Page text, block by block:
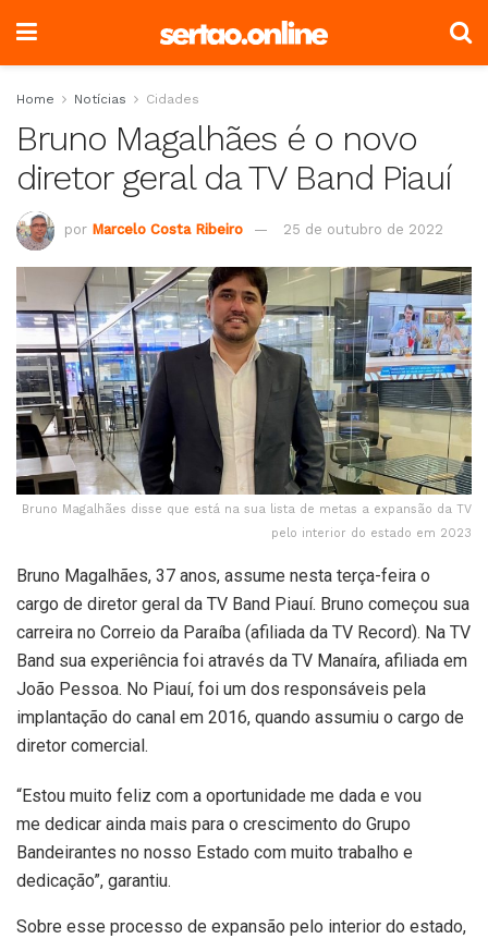
Home Notícias Cidades
Bruno Magalhães é o novo
diretor geral da TV Band Piauí
por Marcelo Costa Ribeiro 25 de outubro de 2022
Bruno Magalhães disse que está na sua lista de metas a expansão da TV
pelo interior do estado em 2023
Bruno Magalhães, 37 anos, assume nesta terça-feira o
cargo de diretor geral da TV Band Piauí. Bruno começou sua
carreira no Correio da Paraíba (afiliada da TV Record). Na TV
Band sua experiência foi através da TV Manaíra, afiliada em
João Pessoa. No Piauí, foi um dos responsáveis pela
implantação do canal em 2016, quando assumiu o cargo de
diretor comercial.
“Estou muito feliz com a oportunidade me dada e vou
me dedicar ainda mais para o crescimento do Grupo
Bandeirantes no nosso Estado com muito trabalho e
dedicação”, garantiu.
Sobre esse processo de expansão pelo interior do estado,